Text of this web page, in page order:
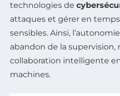
technologies de
attaques et gérer en temps
sensibles. Ainsi,
abandon de la supervision,
collaboration intelligente
machines.